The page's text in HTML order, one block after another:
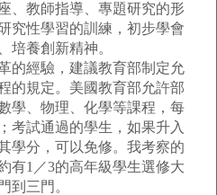
、教師指導、專題研究的形
究性學習的訓練，初步學會
培養創新精神。
經驗，建議教育部制定允
的規定。美國教育部允許部
學、物理、化學等課程，每
考試通過的學生，如果升入
學分，可以免修。我考察的
有1／3的高年級學生選修大
到三門。